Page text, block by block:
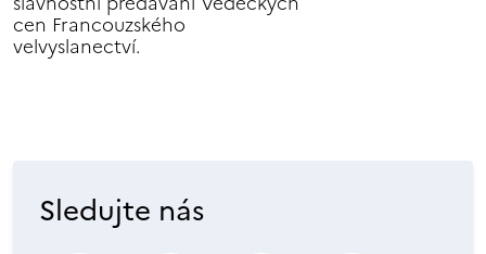
cen Francouzského
velvyslanectví.
Sledujte nás